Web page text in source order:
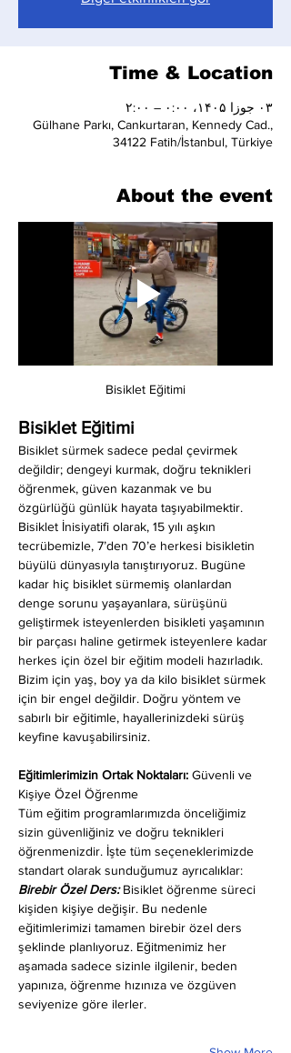
Time & Location
۰۳ جوزا ۱۴۰۵، ۰:۰۰ – ۲:۰۰
Gülhane Parkı, Cankurtaran, Kennedy Cad.,
34122 Fatih/İstanbul, Türkiye
About the event
Bisiklet Eğitimi
Bisiklet Eğitimi
Bisiklet sürmek sadece pedal çevirmek
değildir; dengeyi kurmak, doğru teknikleri
öğrenmek, güven kazanmak ve bu
özgürlüğü günlük hayata taşıyabilmektir.
Bisiklet İnisiyatifi olarak, 15 yılı aşkın
tecrübemizle, 7’den 70’e herkesi bisikletin
büyülü dünyasıyla tanıştırıyoruz. Bugüne
kadar hiç bisiklet sürmemiş olanlardan
denge sorunu yaşayanlara, sürüşünü
geliştirmek isteyenlerden bisikleti yaşamının
bir parçası haline getirmek isteyenlere kadar
herkes için özel bir eğitim modeli hazırladık.
Bizim için yaş, boy ya da kilo bisiklet sürmek
için bir engel değildir. Doğru yöntem ve
sabırlı bir eğitimle, hayallerinizdeki sürüş
keyfine kavuşabilirsiniz.
Eğitimlerimizin Ortak Noktaları: Güvenli ve
Kişiye Özel Öğrenme
Tüm eğitim programlarımızda önceliğimiz
sizin güvenliğiniz ve doğru teknikleri
öğrenmenizdir. İşte tüm seçeneklerimizde
standart olarak sunduğumuz ayrıcalıklar:
Birebir Özel Ders: Bisiklet öğrenme süreci
kişiden kişiye değişir. Bu nedenle
eğitimlerimizi tamamen birebir özel ders
şeklinde planlıyoruz. Eğitmenimiz her
aşamada sadece sizinle ilgilenir, beden
yapınıza, öğrenme hızınıza ve özgüven
seviyenize göre ilerler.